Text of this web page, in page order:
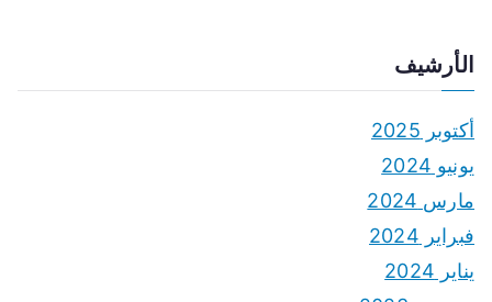
الأرشيف
أكتوبر 2025
يونيو 2024
مارس 2024
فبراير 2024
يناير 2024